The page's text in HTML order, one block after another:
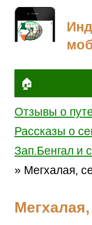
🏠
Отзывы о
Рассказы о
Зап.Бенгал и
» Мегхалая,